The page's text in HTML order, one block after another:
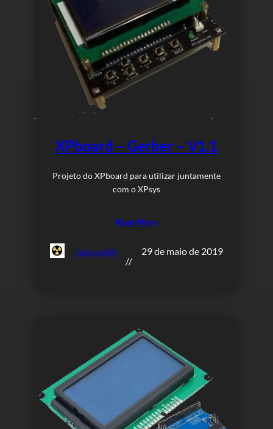
XPboard – Gerber – V1.1
Projeto do XPboard para utilizar juntamente
com o XPsys
Read More
JailsonBR
//
29 de maio de 2019